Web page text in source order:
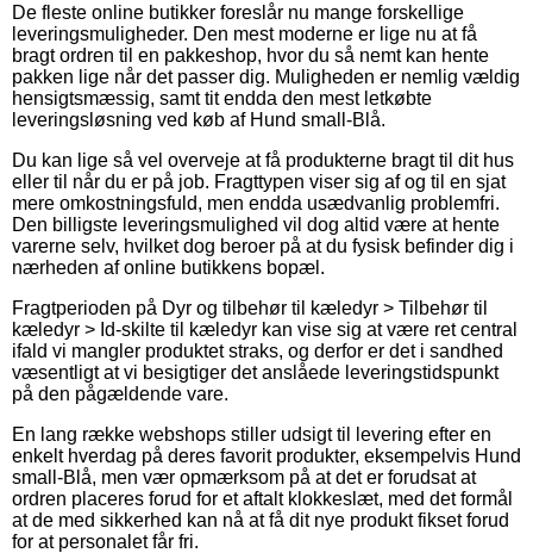
De fleste online butikker foreslår nu mange forskellige
leveringsmuligheder. Den mest moderne er lige nu at få
bragt ordren til en pakkeshop, hvor du så nemt kan hente
pakken lige når det passer dig. Muligheden er nemlig vældig
hensigtsmæssig, samt tit endda den mest letkøbte
leveringsløsning ved køb af Hund small-Blå.
Du kan lige så vel overveje at få produkterne bragt til dit hus
eller til når du er på job. Fragttypen viser sig af og til en sjat
mere omkostningsfuld, men endda usædvanlig problemfri.
Den billigste leveringsmulighed vil dog altid være at hente
varerne selv, hvilket dog beroer på at du fysisk befinder dig i
nærheden af online butikkens bopæl.
Fragtperioden på Dyr og tilbehør til kæledyr > Tilbehør til
kæledyr > Id-skilte til kæledyr kan vise sig at være ret central
ifald vi mangler produktet straks, og derfor er det i sandhed
væsentligt at vi besigtiger det anslåede leveringstidspunkt
på den pågældende vare.
En lang række webshops stiller udsigt til levering efter en
enkelt hverdag på deres favorit produkter, eksempelvis Hund
small-Blå, men vær opmærksom på at det er forudsat at
ordren placeres forud for et aftalt klokkeslæt, med det formål
at de med sikkerhed kan nå at få dit nye produkt fikset forud
for at personalet får fri.